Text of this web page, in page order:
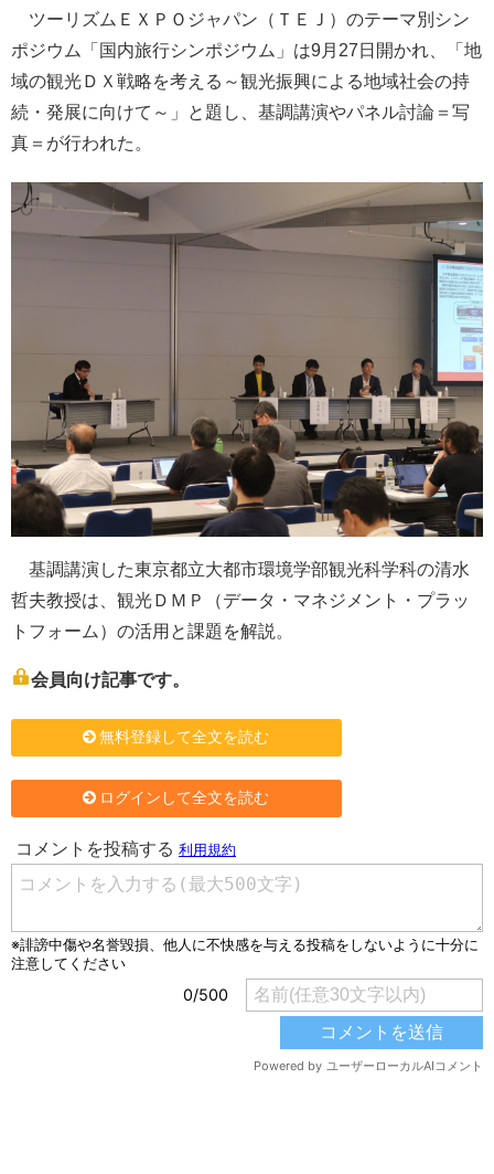
ツーリズムＥＸＰＯジャパン（ＴＥＪ）のテーマ別シン
ポジウム「国内旅行シンポジウム」は9月27日開かれ、「地
域の観光ＤＸ戦略を考える～観光振興による地域社会の持
続・発展に向けて～」と題し、基調講演やパネル討論＝写
真＝が行われた。
基調講演した東京都立大都市環境学部観光科学科の清水
哲夫教授は、観光ＤＭＰ（データ・マネジメント・プラッ
トフォーム）の活用と課題を解説。
会員向け記事です。
無料登録して全文を読む
ログインして全文を読む